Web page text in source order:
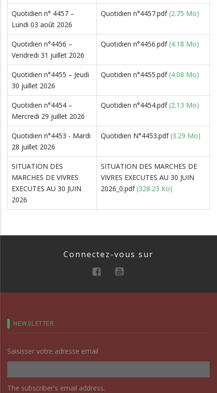
Quotidien n° 4457 –
Lundi 03 août 2026
Quotidien n°4457.pdf (2.75 Mo)
Quotidien n°4456 –
Vendredi 31 juillet 2026
Quotidien n°4456.pdf (4.18 Mo)
Quotidien n°4455 – Jeudi
30 juillet 2026
Quotidien n°4455.pdf (4.08 Mo)
Quotidien n°4454 –
Mercredi 29 juillet 2026
Quotidien n°4454.pdf (2.13 Mo)
Quotidien n°4453 - Mardi
28 juillet 2026
Quotidien N°4453.pdf (3.29 Mo)
SITUATION DES
MARCHES DE VIVRES
EXECUTES AU 30 JUIN
2026
SITUATION DES MARCHES DE
VIVRES EXECUTES AU 30 JUIN
2026_0.pdf (328.23 Ko)
Connectez-vous sur
NEWSLETTER
Saisisser votre adresse email
The subscriber's email address.